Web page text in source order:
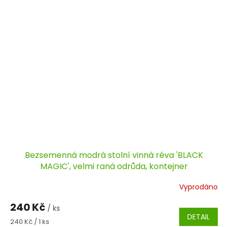
Bezsemenná modrá stolní vinná réva 'BLACK
MAGIC', velmi raná odrůda, kontejner
Vyprodáno
240 Kč / ks
Měrná
240 Kč / 1 ks DETAIL